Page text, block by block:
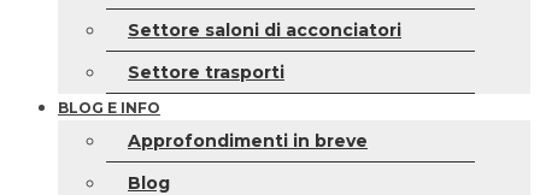
Settore saloni di acconciatori
Settore trasporti
BLOG E INFO
Approfondimenti in breve
Blog